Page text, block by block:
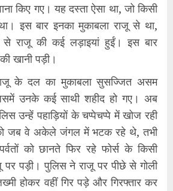
किए गए। यह दस्ता ऐसा था, जो किसी
था। इस बार इनका मुकाबला राजू से था,
से राजू की कई लड़ाइयां हुईं। इस बार
खानी पड़ी।
के दल का मुकाबला सुसज्जित असम
उनके कई साथी शहीद हो गए। अब
उन्हें पहाड़ियों के चप्पेचप्पे में खोज रही
जब वे अकेले जंगल में भटक रहे थे, तभी
को छानते फिर रहे फोर्स के किसी
पड़ी। पुलिस ने राजू पर पीछे से गोली
होकर वहीं गिर पड़े और गिरफ्तार कर